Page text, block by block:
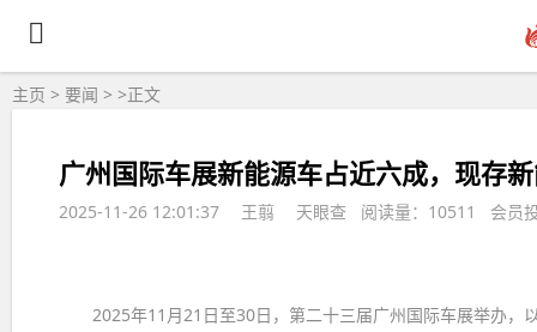
主页 > 要闻 > >正文
广州国际车展新能源车占近六成，现存
2025-11-26 12:01:37 王翦 天眼查 阅读量：10511 会员
2025年11月21日至30日，第二十三届广州国际车展举办，